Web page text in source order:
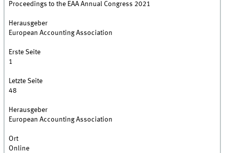
Proceedings to the EAA Annual Congress 2021
Herausgeber
European Accounting Association
Erste Seite
1
Letzte Seite
48
Herausgeber
European Accounting Association
Ort
Online